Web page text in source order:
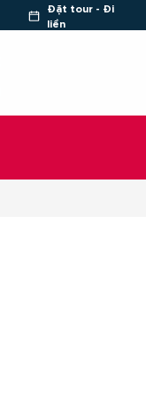
Đặt tour - Đi
liền